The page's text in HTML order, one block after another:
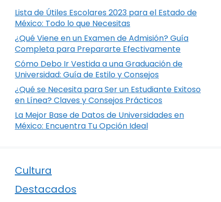
Lista de Útiles Escolares 2023 para el Estado de
México: Todo lo que Necesitas
¿Qué Viene en un Examen de Admisión? Guía
Completa para Prepararte Efectivamente
Cómo Debo Ir Vestida a una Graduación de
Universidad: Guía de Estilo y Consejos
¿Qué se Necesita para Ser un Estudiante Exitoso
en Línea? Claves y Consejos Prácticos
La Mejor Base de Datos de Universidades en
México: Encuentra Tu Opción Ideal
Cultura
Destacados